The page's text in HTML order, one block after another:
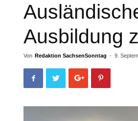
Ausbildung
Von Redaktion SachsenSonntag - 9.